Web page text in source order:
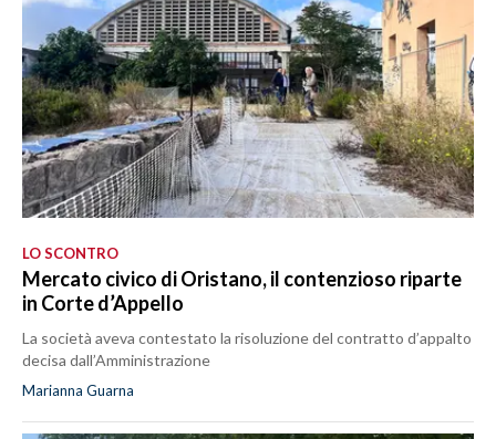
LO SCONTRO
Mercato civico di Oristano, il contenzioso riparte
in Corte d’Appello
La società aveva contestato la risoluzione del contratto d’appalto
decisa dall’Amministrazione
Marianna Guarna